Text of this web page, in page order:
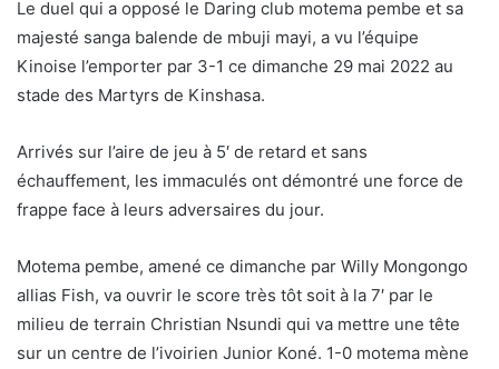
Le duel qui a opposé le Daring club motema pembe et sa
majesté sanga balende de mbuji mayi, a vu l’équipe
Kinoise l’emporter par 3-1 ce dimanche 29 mai 2022 au
stade des Martyrs de Kinshasa.
Arrivés sur l’aire de jeu à 5′ de retard et sans
échauffement, les immaculés ont démontré une force de
frappe face à leurs adversaires du jour.
Motema pembe, amené ce dimanche par Willy Mongongo
allias Fish, va ouvrir le score très tôt soit à la 7′ par le
milieu de terrain Christian Nsundi qui va mettre une tête
sur un centre de l’ivoirien Junior Koné. 1-0 motema mène